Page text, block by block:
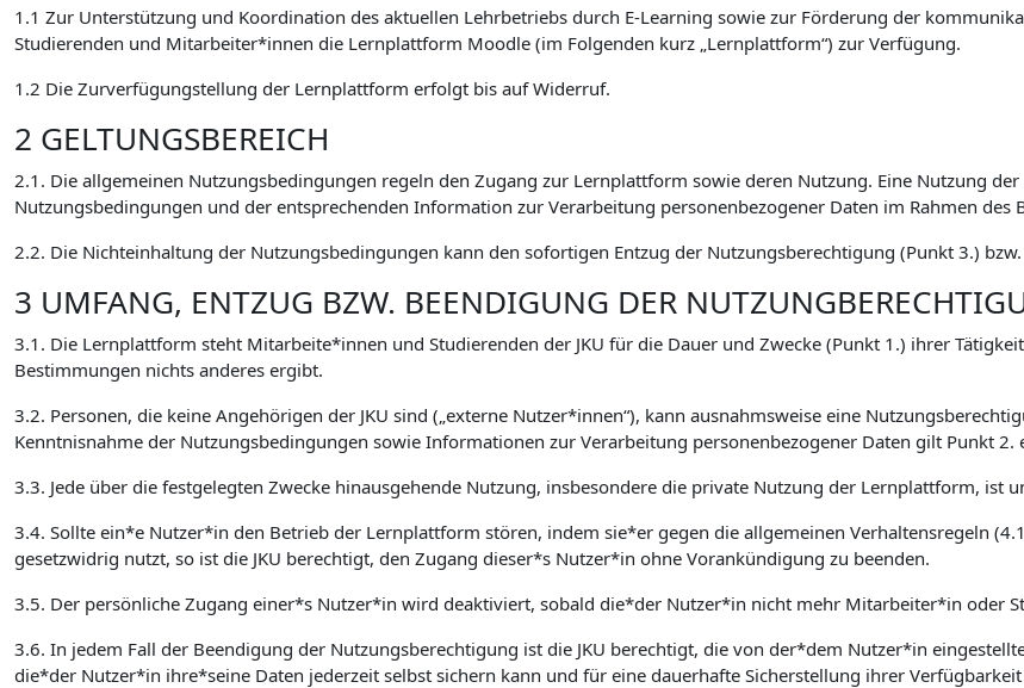
1.1 Zur Unterstützung und Koordination des aktuellen Lehrbetriebs durch E-Learning sowie zur Förderung der
Studierenden und Mitarbeiter*innen die Lernplattform Moodle (im Folgenden kurz „Lernplattform“) zur Verfügung.
1.2 Die Zurverfügungstellung der Lernplattform erfolgt bis auf Widerruf.
2 GELTUNGSBEREICH
2.1. Die allgemeinen Nutzungsbedingungen regeln den Zugang zur Lernplattform sowie deren Nutzung. Eine Nutzung
Nutzungsbedingungen und der entsprechenden Information zur Verarbeitung personenbezogener Daten im Rahmen
2.2. Die Nichteinhaltung der Nutzungsbedingungen kann den sofortigen Entzug der Nutzungsberechtigung (Punkt 3.)
3 UMFANG, ENTZUG BZW. BEENDIGUNG DER
3.1. Die Lernplattform steht Mitarbeite*innen und Studierenden der JKU für die Dauer und Zwecke (Punkt 1.) ihrer
Bestimmungen nichts anderes ergibt.
3.2. Personen, die keine Angehörigen der JKU sind („externe Nutzer*innen“), kann ausnahmsweise eine
Kenntnisnahme der Nutzungsbedingungen sowie Informationen zur Verarbeitung personenbezogener Daten gilt Punkt 2.
3.3. Jede über die festgelegten Zwecke hinausgehende Nutzung, insbesondere die private Nutzung der Lernplattform, ist
3.4. Sollte ein*e Nutzer*in den Betrieb der Lernplattform stören, indem sie*er gegen die allgemeinen Verhaltensregeln
gesetzwidrig nutzt, so ist die JKU berechtigt, den Zugang dieser*s Nutzer*in ohne Vorankündigung zu beenden.
3.5. Der persönliche Zugang einer*s Nutzer*in wird deaktiviert, sobald die*der Nutzer*in nicht mehr Mitarbeiter*in oder
3.6. In jedem Fall der Beendigung der Nutzungsberechtigung ist die JKU berechtigt, die von der*dem Nutzer*in
die*der Nutzer*in ihre*seine Daten jederzeit selbst sichern kann und für eine dauerhafte Sicherstellung ihrer